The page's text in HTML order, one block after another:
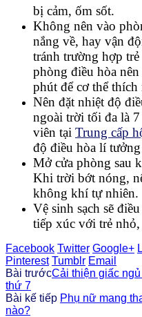
bị cảm, ốm sốt.
Không nên vào
nắng về, hay vận
tránh trường hợp
phòng điều hòa
phút để cơ thể
Nên đặt nhiệt độ
ngoài trời tối đa là
viên tại Trung cấp
độ điều hòa lí
Mở cửa phòng sau
Khi trời bớt nóng,
không khí tự nhiên.
Vệ sinh sạch sẽ
tiếp xúc với trẻ nhỏ,
Facebook Twitter Google+
Pinterest Tumblr Email
Bài trướcCải thiện giấc
thứ 7
Bài kế tiếp Phụ nữ mang
nào?